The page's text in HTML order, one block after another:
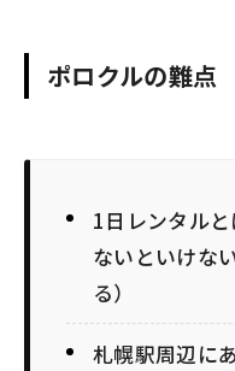
ポロクルの難点
1日レンタル
ないといけな
る）
札幌駅周辺に